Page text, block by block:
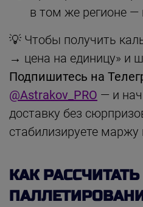
в том же регионе —
💡 Чтобы получить
→ цена на единицу» и
Подпишитесь на
@Astrakov_PRO — и
доставку без
стабилизируете маржу
КАК